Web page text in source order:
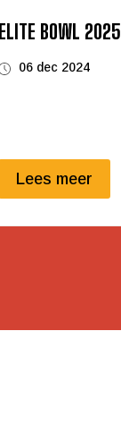
ELITE BOWL 2025
06 dec 2024
Lees meer